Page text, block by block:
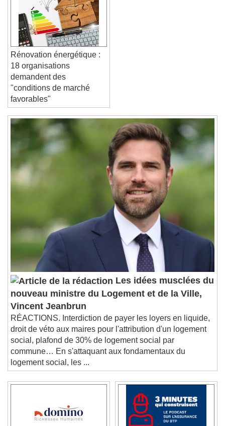
Text Edge Style
Font Family
Reset
Close Modal Dialog
End of dialog window.
Rénovation énergétique :
18 organisations
demandent des
"conditions de marché
favorables"
Les idées musclées du
nouveau ministre du Logement et de la Ville,
Vincent Jeanbrun
RÉACTIONS. Interdiction de payer les loyers en liquide,
droit de véto aux maires pour l'attribution d'un logement
social, plafond de 30% de logement social par
commune… En s'attaquant aux fondamentaux du
logement social, les ...